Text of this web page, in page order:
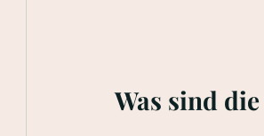
Was sind